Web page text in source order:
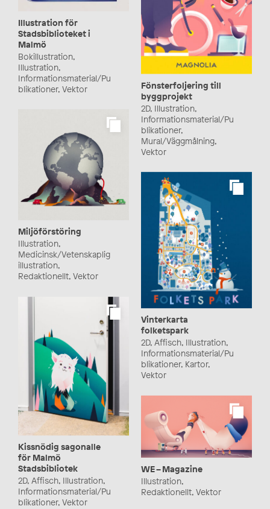
Illustration för
Stadsbiblioteket i
Malmö
Bokillustration,
Illustration,
Informationsmaterial/Pu
blikationer, Vektor
Fönsterfoljering till
byggprojekt
2D, Illustration,
Informationsmaterial/Pu
blikationer,
Mural/Väggmålning,
Vektor
Miljöförstöring
Illustration,
Medicinsk/Vetenskaplig
illustration,
Redaktionellt, Vektor
Vinterkarta
folketspark
2D, Affisch, Illustration,
Informationsmaterial/Pu
blikationer, Kartor,
Vektor
Kissnödig sagonalle
för Malmö
Stadsbibliotek
2D, Affisch, Illustration,
Informationsmaterial/Pu
blikationer, Vektor
WE – Magazine
Illustration,
Redaktionellt, Vektor